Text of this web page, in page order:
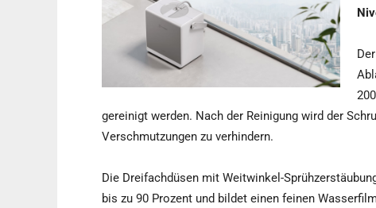
gereinigt werden. Nach der Reinigung wird der
Verschmutzungen zu verhindern.
Die Dreifachdüsen mit Weitwinkel-
bis zu 90 Prozent und bildet einen feinen